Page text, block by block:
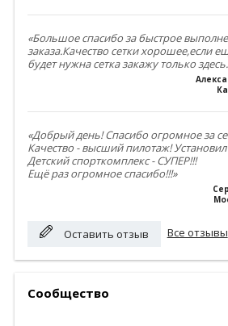
«Большое спасибо за быстрое
заказа.Качество сетки хорошее,если
будет нужна сетка закажу только
«Добрый день! Спасибо огромное за
Качество - высший пилотаж!
Детский спорткомплекс - СУПЕР!!!
Ещё раз огромное спасибо!!!»
Оставить отзыв Все отзывы
Сообщество